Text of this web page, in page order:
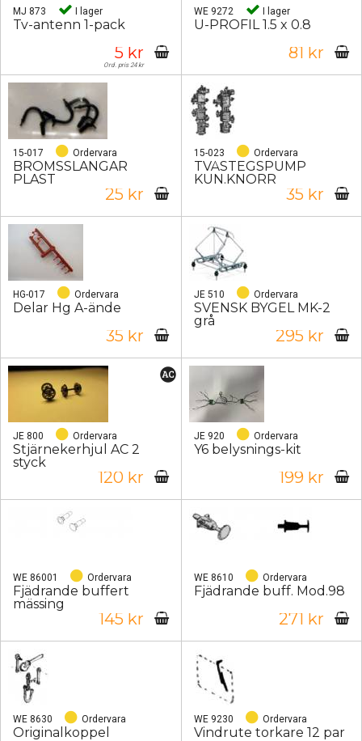
MJ 873 I lager
Tv-antenn 1-pack
5 kr
Ord. pris 24 kr
WE 9272 I lager
U-PROFIL 1.5 x 0.8
81 kr
15-017 Ordervara
BROMSSLANGAR
PLAST
25 kr
15-023 Ordervara
TVÅSTEGSPUMP
KUN.KNORR
35 kr
HG-017 Ordervara
Delar Hg A-ände
35 kr
JE 510 Ordervara
SVENSK BYGEL MK-2
grå
295 kr
JE 800 Ordervara
Stjärnekerhjul AC 2
styck
120 kr
JE 920 Ordervara
Y6 belysnings-kit
199 kr
WE 86001 Ordervara
Fjädrande buffert
mässing
145 kr
WE 8610 Ordervara
Fjädrande buff. Mod.98
271 kr
WE 8630 Ordervara
Originalkoppel
WE 9230 Ordervara
Vindrute torkare 12 par